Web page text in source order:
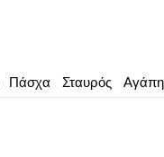
Πάσχα Σταυρός